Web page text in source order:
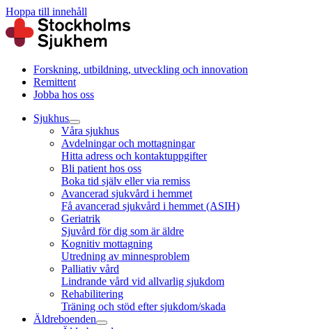
Hoppa till innehåll
Forskning, utbildning, utveckling och innovation
Remittent
Jobba hos oss
Sjukhus
Våra sjukhus
Avdelningar och mottagningar
Hitta adress och kontaktuppgifter
Bli patient hos oss
Boka tid själv eller via remiss
Avancerad sjukvård i hemmet
Få avancerad sjukvård i hemmet (ASIH)
Geriatrik
Sjuvård för dig som är äldre
Kognitiv mottagning
Utredning av minnesproblem
Palliativ vård
Lindrande vård vid allvarlig sjukdom
Rehabilitering
Träning och stöd efter sjukdom/skada
Äldreboenden